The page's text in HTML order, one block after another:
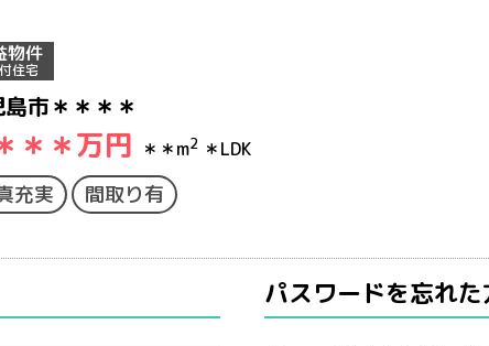
物件
住宅
市＊＊＊＊
＊＊万円 ＊＊m2 ＊LDK
充実 間取り有
パスワードを忘れ